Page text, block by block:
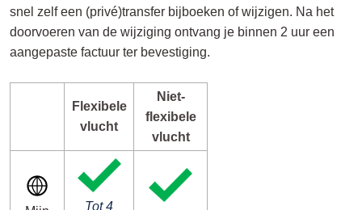
snel zelf een (privé)transfer bijboeken of wijzigen. Na het
doorvoeren van de wijziging ontvang je binnen 2 uur een
aangepaste factuur ter bevestiging.
Flexibele
vlucht
Niet-
flexibele
vlucht
Tot 4